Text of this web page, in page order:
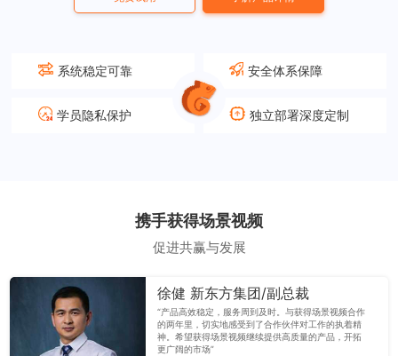
系统稳定可靠 安全体系保障
学员隐私保护 独立部署深度定制
携手获得场景视频
促进共赢与发展
徐健 新东方集团/副总裁
“产品高效稳定，服务周到及时。与获得场景视频合作
的两年里，切实地感受到了合作伙伴对工作的执着精
神。希望获得场景视频继续提供高质量的产品，开拓
更广阔的市场”